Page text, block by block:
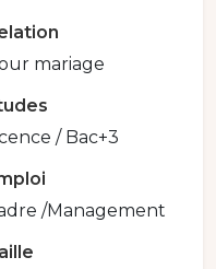
mariage
/ Bac+3
/Management